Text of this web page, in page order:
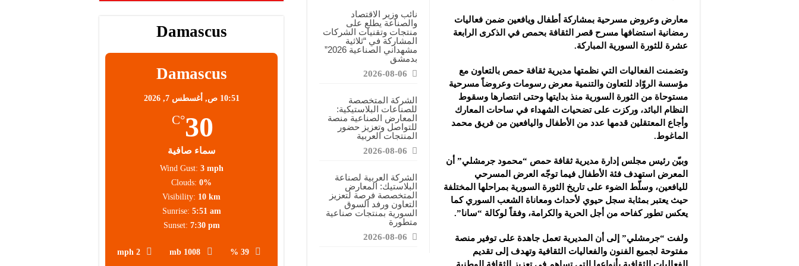
شركة “كاربوباتش”: المعرض منصة لتعزيز الشراكات ودعم الصناعات البلاستيكية السورية
شركة “جالكسي أوتوميشن”: المعارض المتخصصة تساهم في دعم الصناعة السورية وتعزيز حضور المنتجات المحلية
نائب وزير الاقتصاد
والصناعة يطلع على
منتجات وتقنيات الشركات
المشاركة في “ثلاثية
مشهداني الصناعية 2026”
بدمشق
2026-08-06
الشركة المتخصصة
للصناعات البلاستيكية:
المعارض الصناعية منصة
للتواصل وتعزيز حضور
المنتجات العربية
2026-08-06
الشركة العربية لصناعة
البلاستيك: المعارض
المتخصصة فرصة لتعزيز
التعاون ورفد السوق
السورية بمنتجات صناعية
متطورة
2026-08-06
معارض وعروض مسرحية بمشاركة أطفال ويافعين ضمن فعاليات
رمضانية
استضافها مسرح قصر الثقافة بحمص في الذكرى الرابعة
عشرة للثورة السورية المباركة.
وتضمنت الفعاليات التي نظمتها مديرية ثقافة حمص بالتعاون مع
مؤسسة الروّاد للتعاون والتنمية معرض رسومات وعروضاً مسرحية
مستوحاة من الثورة السورية منذ بدايتها ‏وحتى انتصارها وسقوط
النظام البائد، وركزت على تضحيات الشهداء في ساحات المعارك
وأجاع المعتقلين قدمها عدد من الأطفال واليافعين من فريق محمد
الماغوط.
وبيّن رئيس مجلس إدارة مديرية ثقافة حمص “محمود جرمشلي” أن
المعرض استهدف فئة الأطفال فيما توجّه العرض المسرحي
لليافعين، وسلّط الضوء على تاريخ الثورة السورية بمراحلها المختلفة
حيث يعتبر بمثابة سجل حيوي لأحداث ومعاناة الشعب السوري كما
يعكس تطور كفاحه من أجل الحرية والكرامة، وفقاً لوكالة “سانا”.
ولفت “جرمشلي” إلى أن المديرية تعمل جاهدة على توفير منصة
مفتوحة لجميع الفنون والفعاليات الثقافية وتهدف إلى تقديم
Damascus
Damascus
10:51 ص, أغسطس 7, 2026
30
°C
سماء صافية
39 %
1008 mb
2 mph
Wind Gust: 3 mph
Clouds: 0%
Visibility: 10 km
Sunrise: 5:51 am
Sunset: 7:30 pm